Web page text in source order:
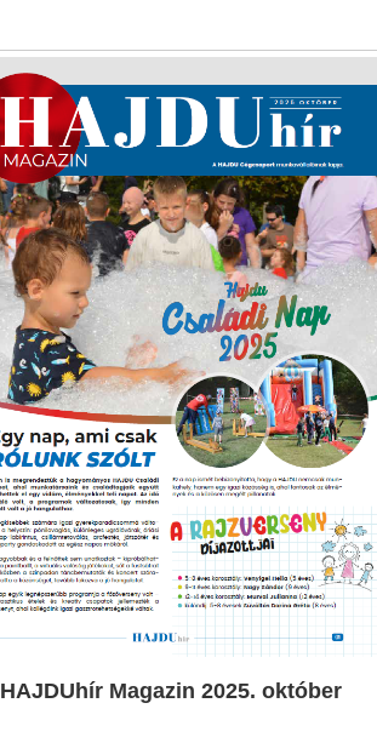
HAJDUhír Magazin 2025. október